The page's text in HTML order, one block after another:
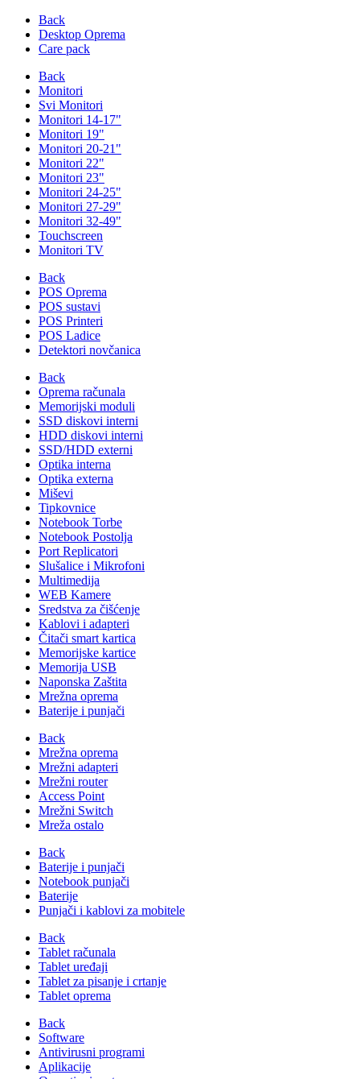
Back
Desktop Oprema
Care pack
Back
Monitori
Svi Monitori
Monitori 14-17"
Monitori 19"
Monitori 20-21"
Monitori 22"
Monitori 23"
Monitori 24-25"
Monitori 27-29"
Monitori 32-49"
Touchscreen
Monitori TV
Back
POS Oprema
POS sustavi
POS Printeri
POS Ladice
Detektori novčanica
Back
Oprema računala
Memorijski moduli
SSD diskovi interni
HDD diskovi interni
SSD/HDD externi
Optika interna
Optika externa
Miševi
Tipkovnice
Notebook Torbe
Notebook Postolja
Port Replicatori
Slušalice i Mikrofoni
Multimedija
WEB Kamere
Sredstva za čišćenje
Kablovi i adapteri
Čitači smart kartica
Memorijske kartice
Memorija USB
Naponska Zaštita
Mrežna oprema
Baterije i punjači
Back
Mrežna oprema
Mrežni adapteri
Mrežni router
Access Point
Mrežni Switch
Mreža ostalo
Back
Baterije i punjači
Notebook punjači
Baterije
Punjači i kablovi za mobitele
Back
Tablet računala
Tablet uređaji
Tablet za pisanje i crtanje
Tablet oprema
Back
Software
Antivirusni programi
Aplikacije